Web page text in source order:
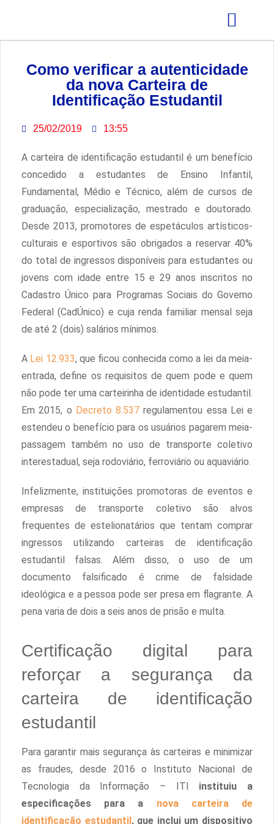
Como verificar a autenticidade
da nova Carteira de
Identificação Estudantil
25/02/2019 13:55
A carteira de identificação estudantil é um benefício
concedido a estudantes de Ensino Infantil,
Fundamental, Médio e Técnico, além de cursos de
graduação, especialização, mestrado e doutorado.
Desde 2013, promotores de espetáculos artísticos-
culturais e esportivos são obrigados a reservar 40%
do total de ingressos disponíveis para estudantes ou
jovens com idade entre 15 e 29 anos inscritos no
Cadastro Único para Programas Sociais do Governo
Federal (CadÚnico) e cuja renda familiar mensal seja
de até 2 (dois) salários mínimos.
A Lei 12.933, que ficou conhecida como a lei da meia-
entrada, define os requisitos de quem pode e quem
não pode ter uma carteirinha de identidade estudantil.
Em 2015, o Decreto 8.537 regulamentou essa Lei e
estendeu o benefício para os usuários pagarem meia-
passagem também no uso de transporte coletivo
interestadual, seja rodoviário, ferroviário ou aquaviário.
Infelizmente, instituições promotoras de eventos e
empresas de transporte coletivo são alvos
frequentes de estelionatários que tentam comprar
ingressos utilizando carteiras de identificação
estudantil falsas. Além disso, o uso de um
documento falsificado é crime de falsidade
ideológica e a pessoa pode ser presa em flagrante. A
pena varia de dois a seis anos de prisão e multa.
Certificação digital para
reforçar a segurança da
carteira de identificação
estudantil
Para garantir mais segurança às carteiras e minimizar
as fraudes, desde 2016 o Instituto Nacional de
Tecnologia da Informação – ITI instituiu a
especificações para a nova carteira de
identificação estudantil, que inclui um dispositivo